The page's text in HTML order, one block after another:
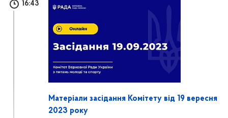
16:43
Матеріали засідання Комітету від 19 вересня
2023 року